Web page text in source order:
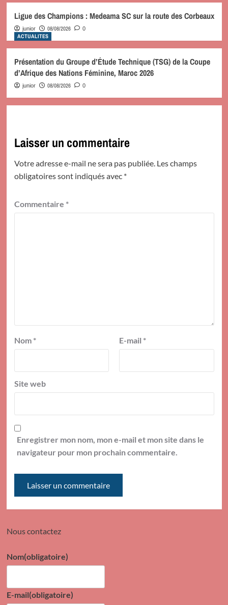
Ligue des Champions : Medeama SC sur la route des Corbeaux
junior 08/08/2026 0
ACTUALITES
Présentation du Groupe d’Étude Technique (TSG) de la Coupe
d’Afrique des Nations Féminine, Maroc 2026
junior 08/08/2026 0
Laisser un commentaire
Votre adresse e-mail ne sera pas publiée. Les champs
obligatoires sont indiqués avec *
Commentaire *
Nom * E-mail *
Site web
Enregistrer mon nom, mon e-mail et mon site dans le
navigateur pour mon prochain commentaire.
Nous contactez
Nom(obligatoire)
E-mail(obligatoire)